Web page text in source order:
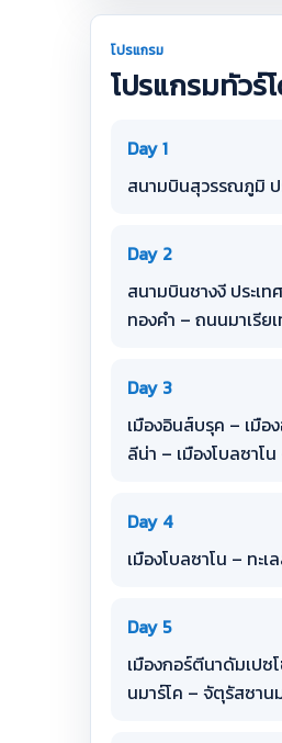
โปรแกรม
โปรแกรมทัวร์
Day 1
สนามบินสุวรรณภูมิ ป
Day 2
สนามบินชางงี ประเ
ทองคำ – ถนนมาเรียเ
Day 3
เมืองอินส์บรุค – เมือ
ลีน่า – เมืองโบลซาโ
Day 4
เมืองโบลซาโน – ทะ
Day 5
เมืองกอร์ตีนาดัมเปซ
นมาร์โค – จัตุรัสซาน